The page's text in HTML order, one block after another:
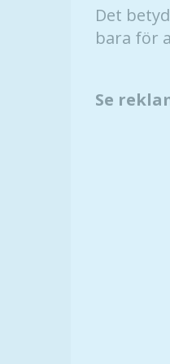
Det
bara för
Se